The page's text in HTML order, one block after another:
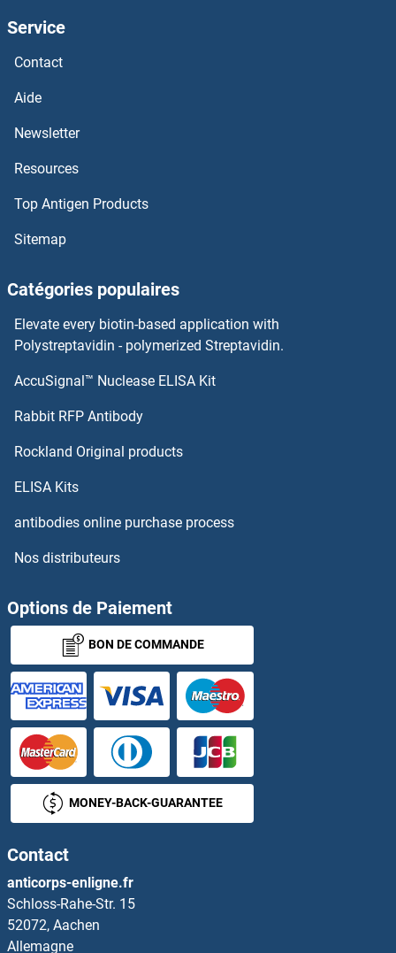
Service
Contact
Aide
Newsletter
Resources
Top Antigen Products
Sitemap
Catégories populaires
Elevate every biotin-based application with
Polystreptavidin - polymerized Streptavidin.
AccuSignal™ Nuclease ELISA Kit
Rabbit RFP Antibody
Rockland Original products
ELISA Kits
antibodies online purchase process
Nos distributeurs
Options de Paiement
BON DE COMMANDE
MONEY-BACK-GUARANTEE
Contact
anticorps-enligne.fr
Schloss-Rahe-Str. 15
52072, Aachen
Allemagne